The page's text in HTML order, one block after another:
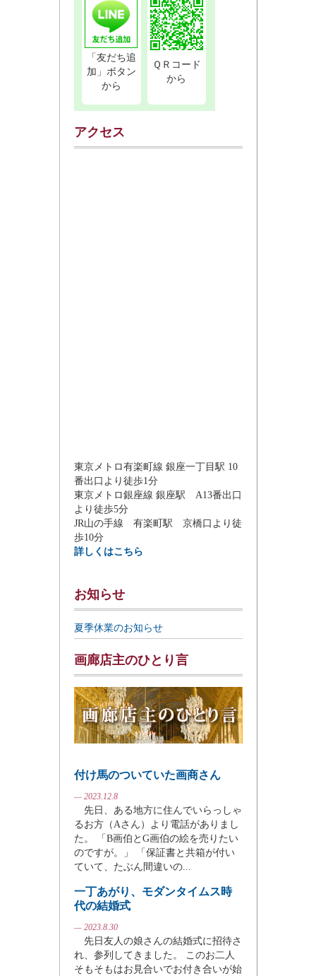
「友だち追
加」ボタン
から
ＱＲコード
から
アクセス
東京メトロ有楽町線 銀座一丁目駅 10
番出口より徒歩1分
東京メトロ銀座線 銀座駅 A13番出口
より徒歩5分
JR山の手線 有楽町駅 京橋口より徒
歩10分
詳しくはこちら
お知らせ
夏季休業のお知らせ
画廊店主のひとり言
付け馬のついていた画商さん
— 2023.12.8
先日、ある地方に住んでいらっしゃ
るお方（Aさん）より電話がありまし
た。 「B画伯とG画伯の絵を売りたい
のですが。」 「保証書と共箱が付い
ていて、たぶん間違いの...
一丁あがり、モダンタイムス時
代の結婚式
— 2023.8.30
先日友人の娘さんの結婚式に招待さ
れ、参列してきました。 このお二人
そもそもはお見合いでお付き合いが始